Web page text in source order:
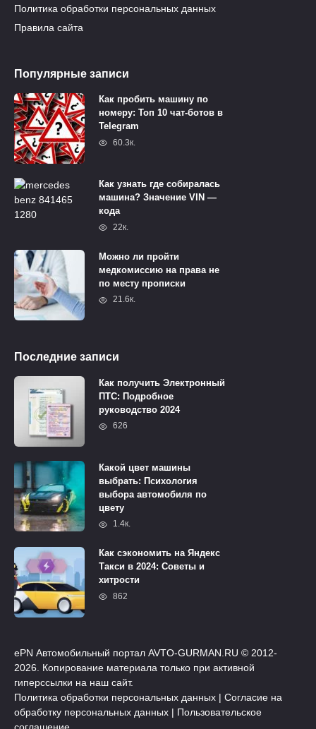
Политика обработки персональных данных
Правила сайта
Популярные записи
Как пробить машину по
номеру: Топ 10 чат-ботов в
Telegram
60.3к.
Как узнать где собиралась
машина? Значение VIN —
кода
22к.
Можно ли пройти
медкомиссию на права не
по месту прописки
21.6к.
Последние записи
Как получить Электронный
ПТС: Подробное
руководство 2024
626
Какой цвет машины
выбрать: Психология
выбора автомобиля по
цвету
1.4к.
Как сэкономить на Яндекс
Такси в 2024: Советы и
хитрости
862
ePN Автомобильный портал AVTO-GURMAN.RU © 2012-
2026. Копирование материала только при активной
гиперссылки на наш сайт.
Политика обработки персональных данных | Согласие на
обработку персональных данных | Пользовательское
соглашение